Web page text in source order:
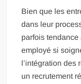
Bien que les
dans leur
parfois tendance
employé si
l’intégration des
un recrutement